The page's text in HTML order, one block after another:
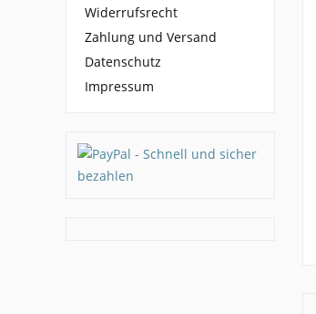
Widerrufsrecht
Zahlung und Versand
Datenschutz
Impressum